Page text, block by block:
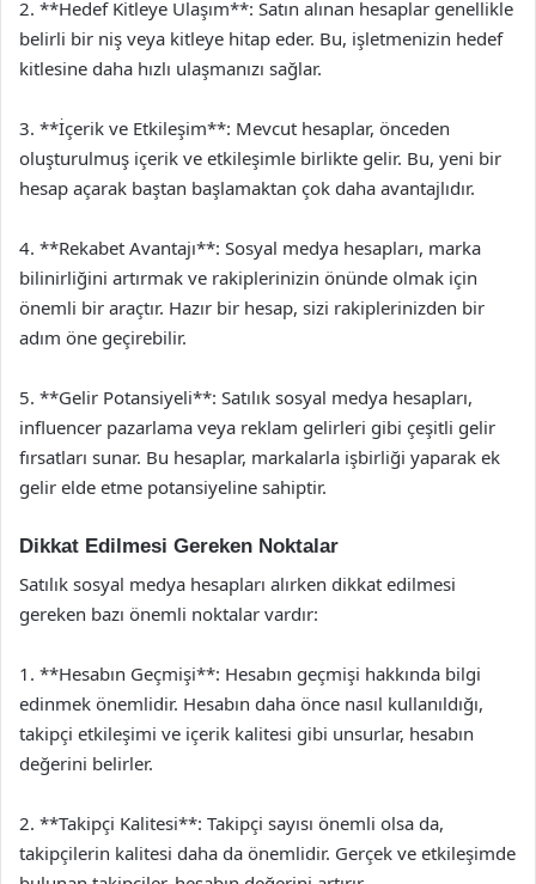
2. **Hedef Kitleye Ulaşım**: Satın alınan hesaplar genellikle
belirli bir niş veya kitleye hitap eder. Bu, işletmenizin hedef
kitlesine daha hızlı ulaşmanızı sağlar.
3. **İçerik ve Etkileşim**: Mevcut hesaplar, önceden
oluşturulmuş içerik ve etkileşimle birlikte gelir. Bu, yeni bir
hesap açarak baştan başlamaktan çok daha avantajlıdır.
4. **Rekabet Avantajı**: Sosyal medya hesapları, marka
bilinirliğini artırmak ve rakiplerinizin önünde olmak için
önemli bir araçtır. Hazır bir hesap, sizi rakiplerinizden bir
adım öne geçirebilir.
5. **Gelir Potansiyeli**: Satılık sosyal medya hesapları,
influencer pazarlama veya reklam gelirleri gibi çeşitli gelir
fırsatları sunar. Bu hesaplar, markalarla işbirliği yaparak ek
gelir elde etme potansiyeline sahiptir.
Dikkat Edilmesi Gereken Noktalar
Satılık sosyal medya hesapları alırken dikkat edilmesi
gereken bazı önemli noktalar vardır:
1. **Hesabın Geçmişi**: Hesabın geçmişi hakkında bilgi
edinmek önemlidir. Hesabın daha önce nasıl kullanıldığı,
takipçi etkileşimi ve içerik kalitesi gibi unsurlar, hesabın
değerini belirler.
2. **Takipçi Kalitesi**: Takipçi sayısı önemli olsa da,
takipçilerin kalitesi daha da önemlidir. Gerçek ve etkileşimde